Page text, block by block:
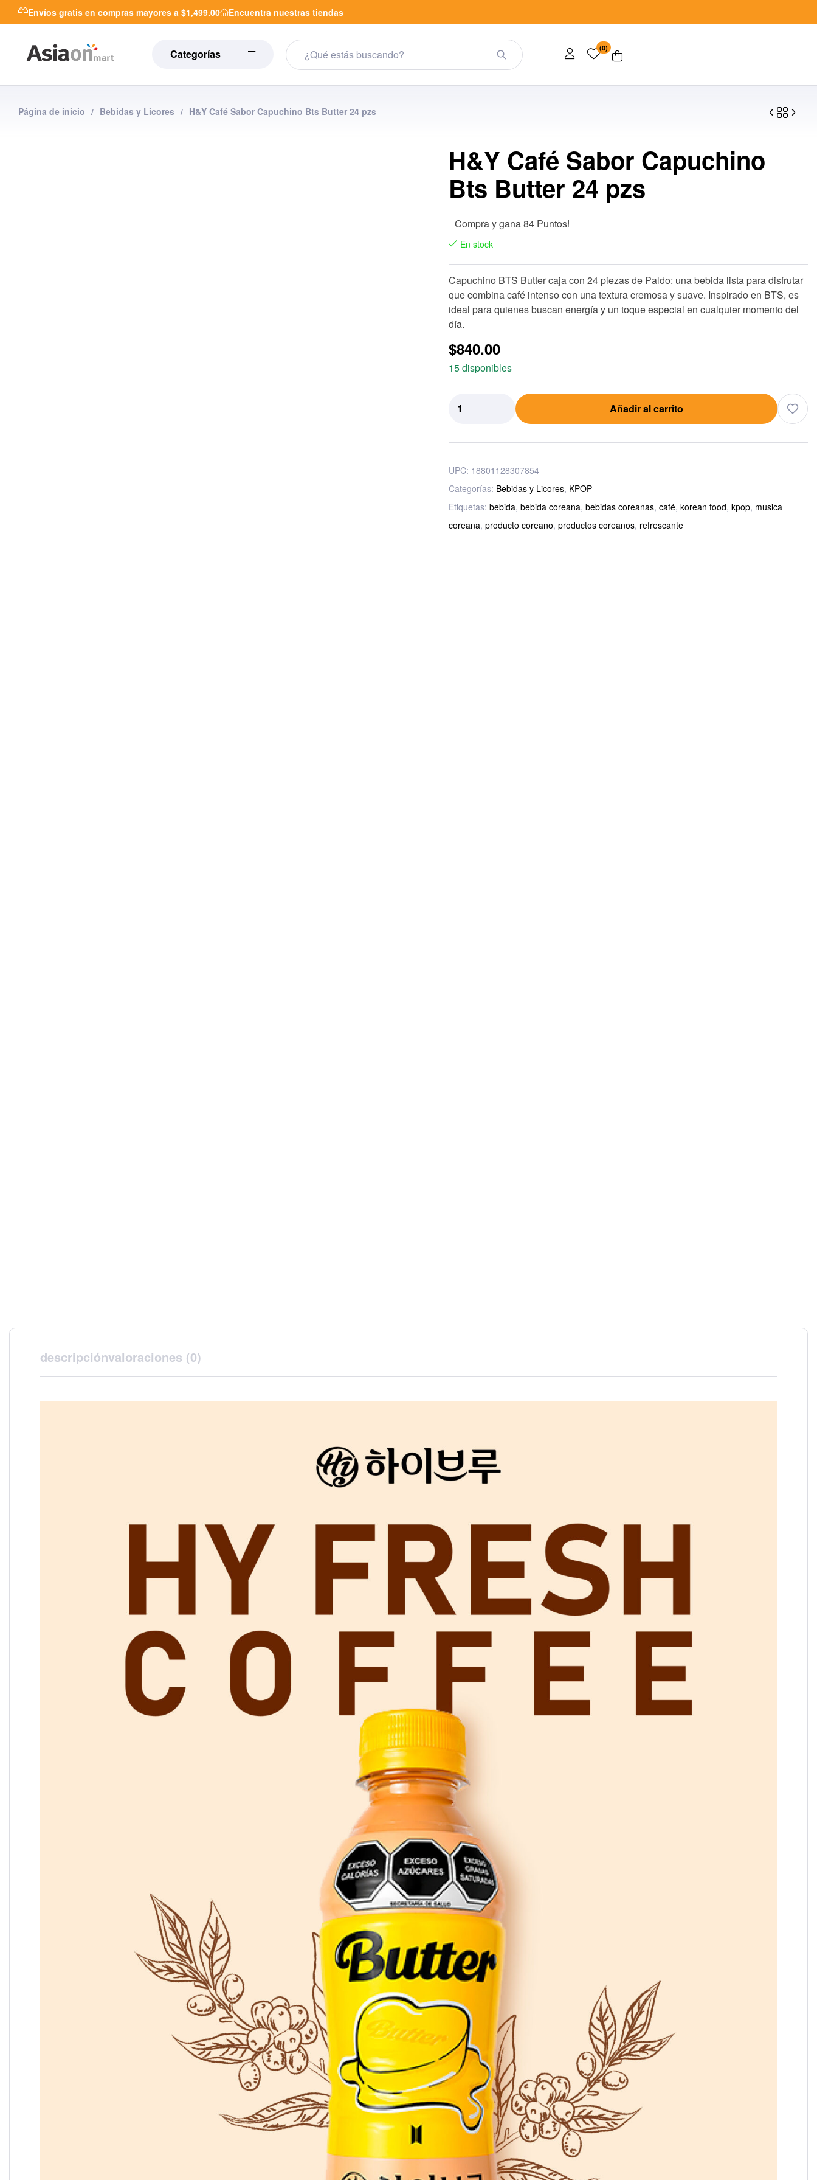
Envíos gratis en compras mayores a $1,499.00 Encuentra nuestras tiendas
Categorías (0)
Página de inicio / Bebidas y Licores / H&Y Café Sabor Capuchino Bts Butter 24 pzs
$35.00
$840.00
H&Y Café Sabor Capuchino
Bts Butter 24 pzs
Compra y gana 84 Puntos!
En stock
Capuchino BTS Butter caja con 24 piezas de Paldo: una bebida lista para disfrutar
que combina café intenso con una textura cremosa y suave. Inspirado en BTS, es
ideal para quienes buscan energía y un toque especial en cualquier momento del
día.
$840.00
15 disponibles
Añadir al carrito
UPC: 18801128307854
Categorías: Bebidas y Licores, KPOP
Etiquetas: bebida, bebida coreana, bebidas coreanas, café, korean food, kpop, musica
coreana, producto coreano, productos coreanos, refrescante
descripciónvaloraciones (0)